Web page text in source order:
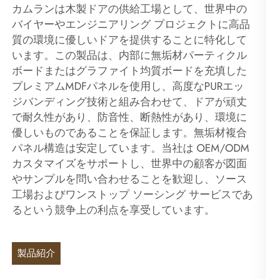
カムランは木製ドアの供給工場として、世界中の
バイヤーやエンジニアリング プロジェクトに高品
質の環境に優しいドアを提供することに特化して
います。この製品は、内部に無垢材パーティクル
ボードまたはグラファイト均質ボードを充填した
プレミアムMDFパネルを使用し、高度なPURエッ
ジバンディング技術と組み合わせて、ドアが頑丈
で耐久性があり、防音性、断熱性があり、環境に
優しいものであることを保証します。無垢材複合
パネル構造は安定しています。当社は OEM/ODM
カスタマイズをサポートし、世界中の顧客が図面
やサンプルを問い合わせることを歓迎し、ソース
工場およびワンストップ ソーシング サービスであ
るという競争上の利点を享受しています。
製品紹介